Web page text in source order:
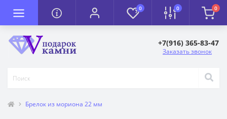
0 0 0
+7(916) 365-83-47
Заказать звонок
Брелок из мориона 22 мм